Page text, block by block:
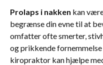
Prolaps i nakken kan
begrænse din evne til at
omfatter ofte smerter,
og prikkende
kiropraktor kan hjælpe